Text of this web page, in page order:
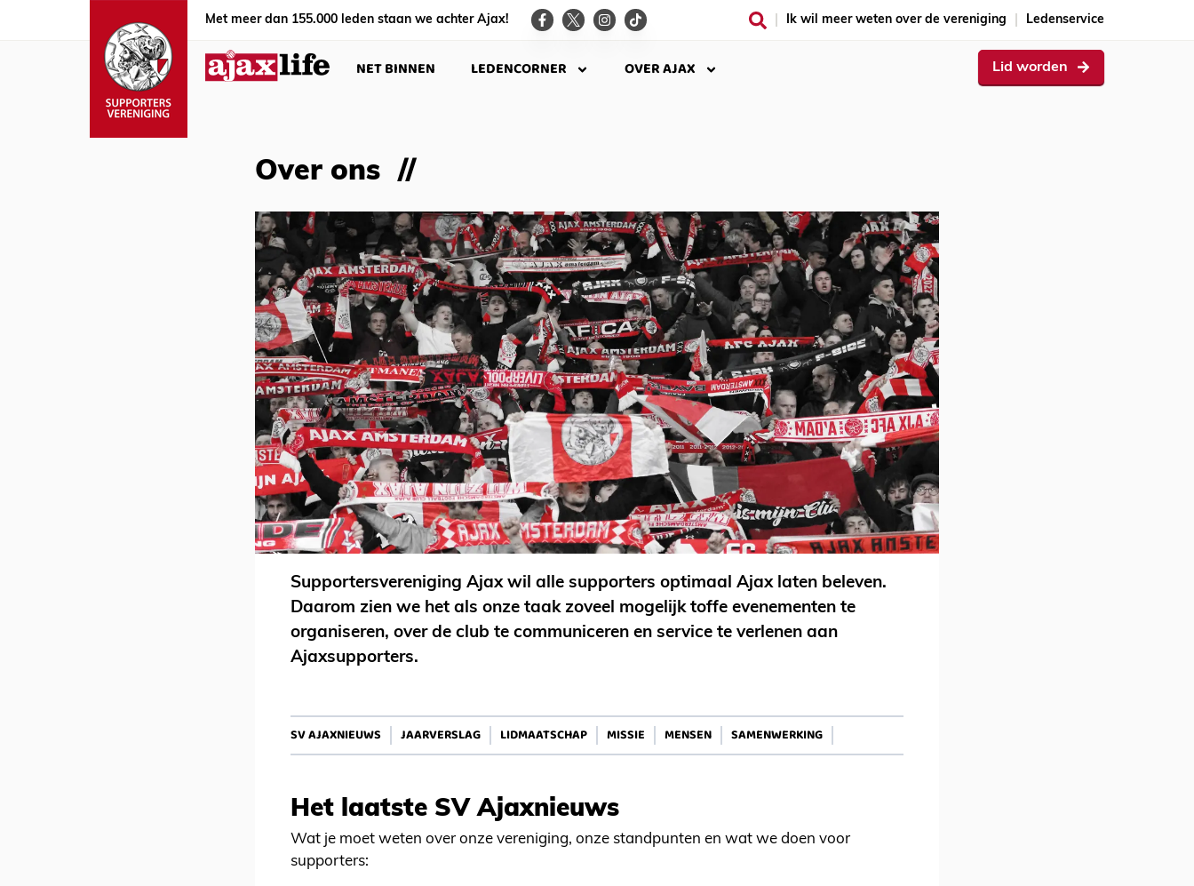
Met meer dan 155.000 leden staan we achter Ajax! Ik wil meer weten over de vereniging Ledenservice
NET BINNEN LEDENCORNER OVER AJAX Lid worden
Over ons
Supportersvereniging Ajax wil alle supporters optimaal Ajax laten beleven.
Daarom zien we het als onze taak zoveel mogelijk toffe evenementen te
organiseren, over de club te communiceren en service te verlenen aan
Ajaxsupporters.
SV AJAXNIEUWS JAARVERSLAG LIDMAATSCHAP MISSIE MENSEN SAMENWERKING
Het laatste SV Ajaxnieuws
Wat je moet weten over onze vereniging, onze standpunten en wat we doen voor
supporters: